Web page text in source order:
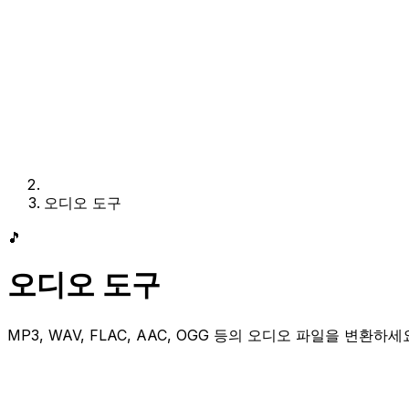
오디오 도구
🎵
오디오 도구
MP3, WAV, FLAC, AAC, OGG 등의 오디오 파일을 변환하세